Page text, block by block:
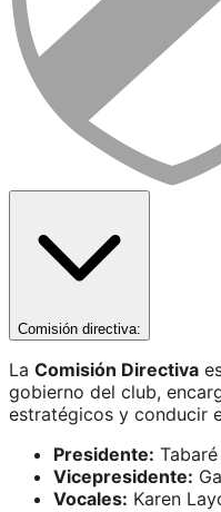
Comisión directiva:
La Comisión Directiva
gobierno del club,
estratégicos y conducir
Presidente:
Vicepresidente:
Vocales: Karen